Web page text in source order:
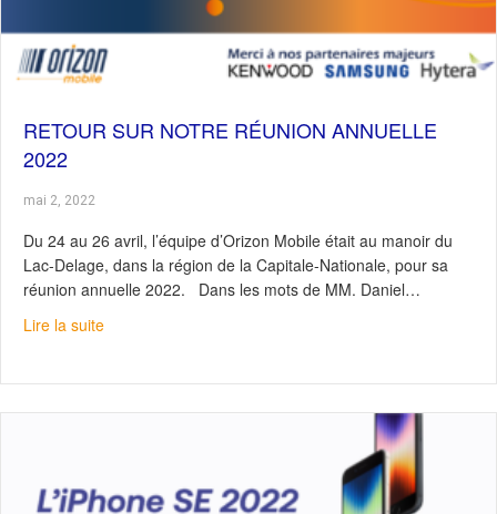
RETOUR SUR NOTRE RÉUNION ANNUELLE
2022
mai 2, 2022
Du 24 au 26 avril, l’équipe d’Orizon Mobile était au manoir du
Lac-Delage, dans la région de la Capitale-Nationale, pour sa
réunion annuelle 2022. Dans les mots de MM. Daniel…
Lire la suiteabout Retour sur notre réunion annuelle 2022